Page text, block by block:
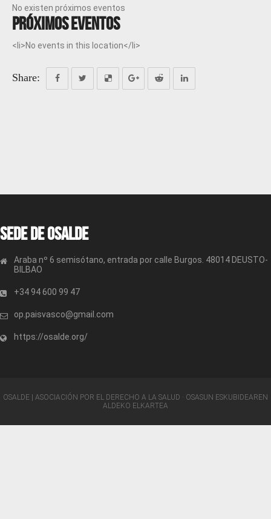
No existen próximos eventos
Próximos eventos
<li>No events in this location</li>
Share:
Sede de OSALDE
Araba nº 6 semisótano, entrada por calle Burgos. 48014 DEUSTO-
BILBAO
+34 94 600 99 47
op.paisvasco@gmail.com
https://osalde.org/
OSALDE | ASOCIACIÓN POR EL DERECHO A LA SALUD · OSASUN ESKUBIDEAREN
ALDEKO ELKARTEA